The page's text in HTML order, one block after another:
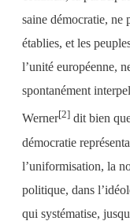
saine démocratie, ne
établies, et les
l’unité européenne,
spontanément
Werner[2] dit bien
démocratie
l’uniformisation, la
politique, dans
qui systématise,